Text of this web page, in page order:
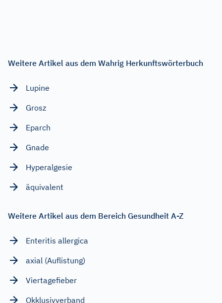
Weitere Artikel aus dem Wahrig Herkunftswörterbuch
Lupine
Grosz
Eparch
Gnade
Hyperalgesie
äquivalent
Weitere Artikel aus dem Bereich Gesundheit A-Z
Enteritis allergica
axial (Auflistung)
Viertagefieber
Okklusivverband